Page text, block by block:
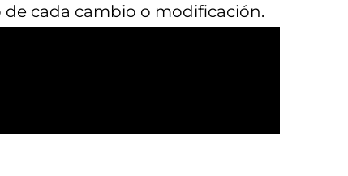
de cada cambio o modificación.
de las actualizaciones.
los cambios en cualquier
en que se publique dicha